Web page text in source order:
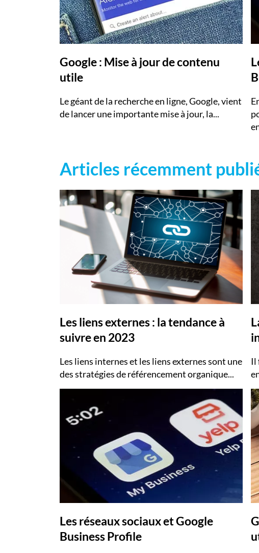
Google : Mise à jour de contenu
utile
Le géant de la recherche en ligne, Google, vient
de lancer une importante mise à jour, la...
Articles récemment
Les liens externes : la tendance à
suivre en 2023
​Les liens internes et les liens externes sont une
des stratégies de référencement organique...
​Il
Les réseaux sociaux et Google
Business Profile